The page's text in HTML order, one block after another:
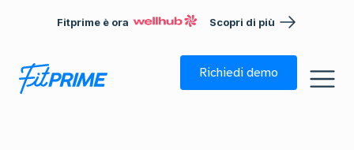
Fitprime è ora Scopri di più
Richiedi demo